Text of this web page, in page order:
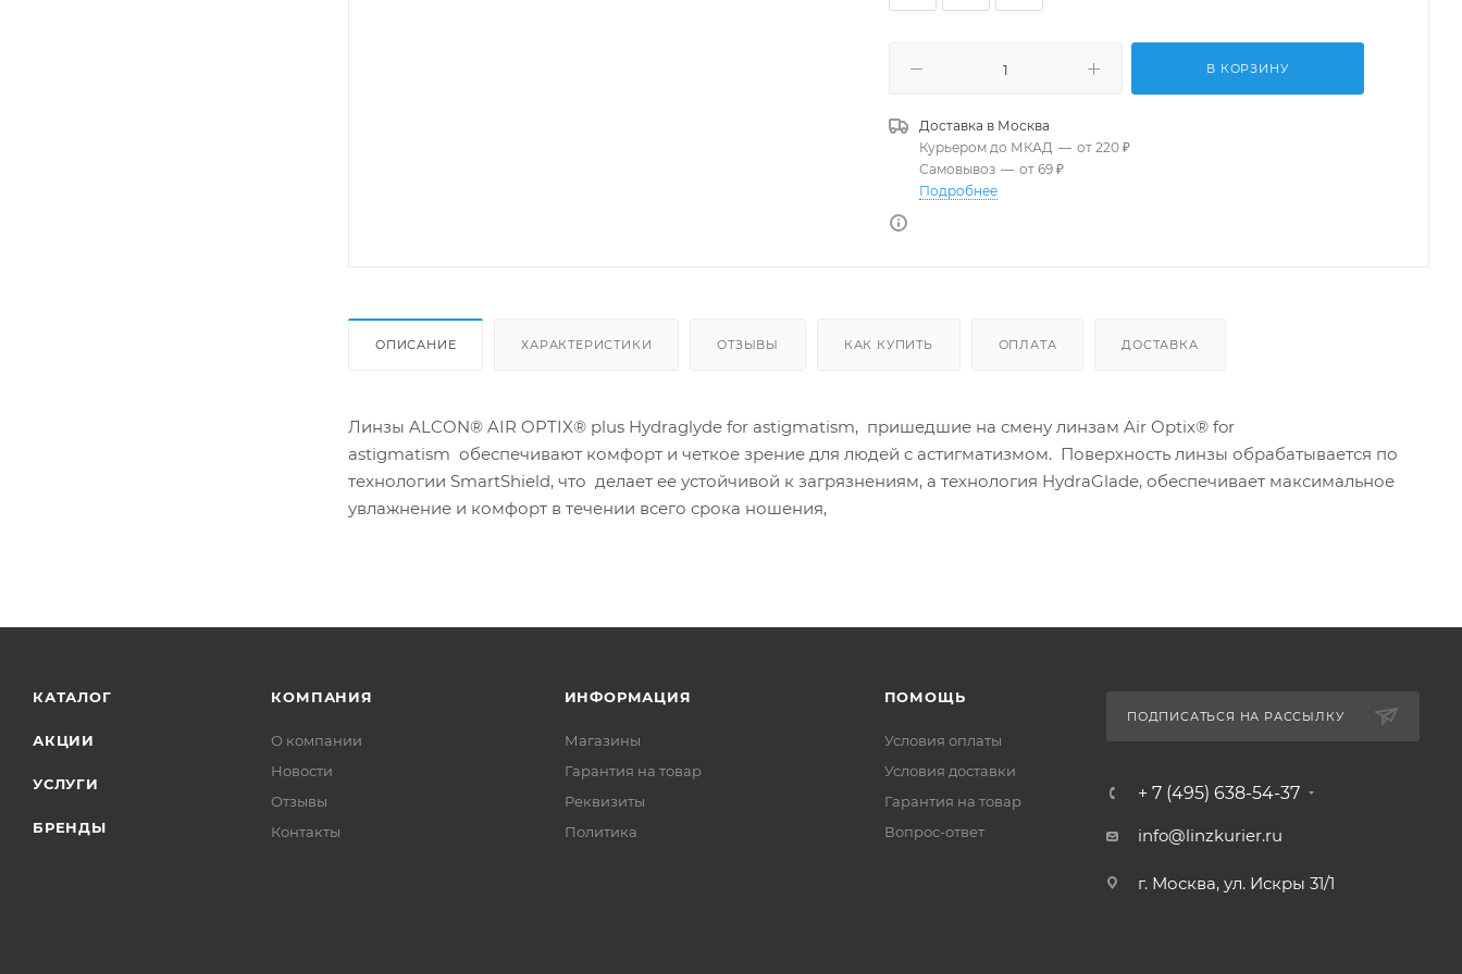
В КОРЗИНУ
Доставка в Москва
Курьером до МКАД — от 220 ₽
Самовывоз — от 69 ₽
Подробнее
ОПИСАНИЕ ХАРАКТЕРИСТИКИ ОТЗЫВЫ КАК КУПИТЬ ОПЛАТА ДОСТАВКА
Линзы ALCON® AIR OPTIX® plus Hydraglyde for astigmatism, пришедшие на смену линзам Air Optix® for
astigmatism обеспечивают комфорт и четкое зрение для людей с астигматизмом. Поверхность линзы обрабатывается по
технологии SmartShield, что делает ее устойчивой к загрязнениям, а технология HydraGlade, обеспечивает максимальное
увлажнение и комфорт в течении всего срока ношения,
КАТАЛОГ
АКЦИИ
УСЛУГИ
БРЕНДЫ
КОМПАНИЯ
О компании
Новости
Отзывы
Контакты
ИНФОРМАЦИЯ
Магазины
Гарантия на товар
Реквизиты
Политика
ПОМОЩЬ
Условия оплаты
Условия доставки
Гарантия на товар
Вопрос-ответ
ПОДПИСАТЬСЯ НА РАССЫЛКУ
+ 7 (495) 638-54-37
info@linzkurier.ru
г. Москва, ул. Искры 31/1